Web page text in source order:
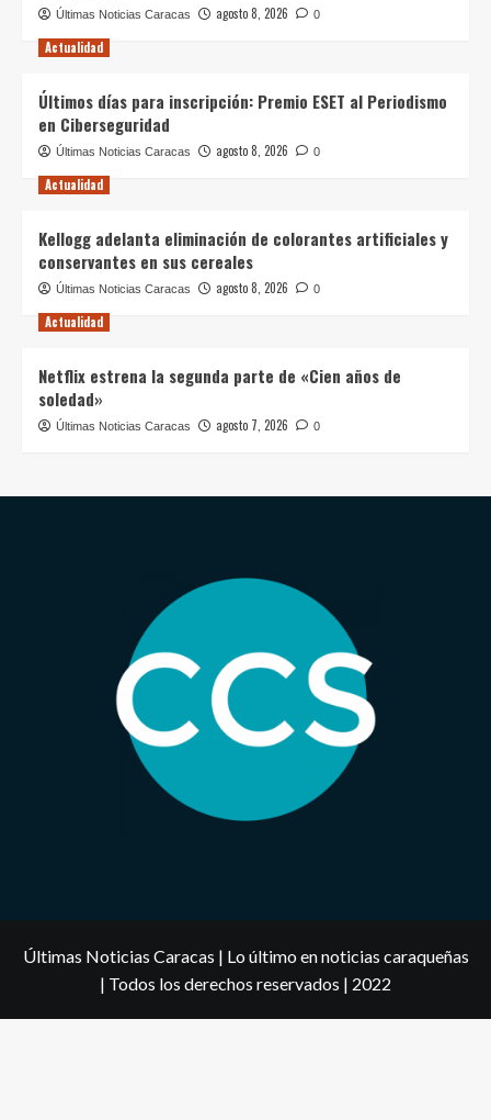
Últimas Noticias Caracas agosto 8, 2026 0
Actualidad
Últimos días para inscripción: Premio ESET al Periodismo
en Ciberseguridad
Últimas Noticias Caracas agosto 8, 2026 0
Actualidad
Kellogg adelanta eliminación de colorantes artificiales y
conservantes en sus cereales
Últimas Noticias Caracas agosto 8, 2026 0
Actualidad
Netflix estrena la segunda parte de «Cien años de
soledad»
Últimas Noticias Caracas agosto 7, 2026 0